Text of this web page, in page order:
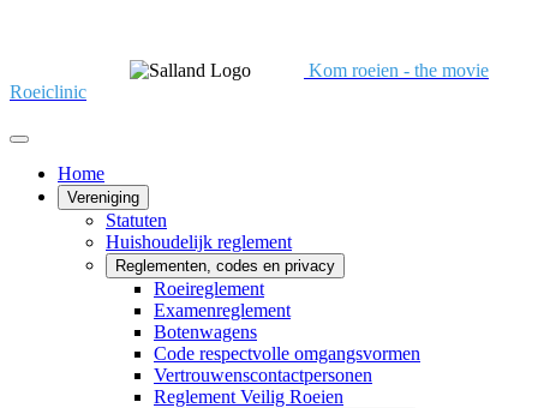
Kom roeien - the movie
Roeiclinic
Home
Vereniging
Statuten
Huishoudelijk reglement
Reglementen, codes en privacy
Roeireglement
Examenreglement
Botenwagens
Code respectvolle omgangsvormen
Vertrouwenscontactpersonen
Reglement Veilig Roeien